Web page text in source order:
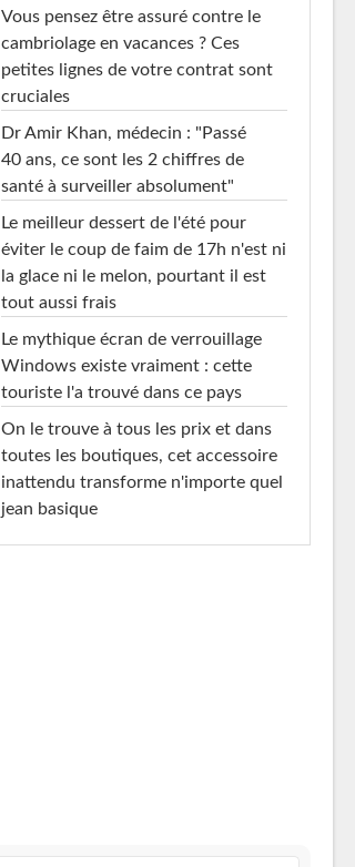
Vous pensez être assuré contre le
cambriolage en vacances ? Ces
petites lignes de votre contrat sont
cruciales
Dr Amir Khan, médecin : "Passé
40 ans, ce sont les 2 chiffres de
santé à surveiller absolument"
Le meilleur dessert de l'été pour
éviter le coup de faim de 17h n'est ni
la glace ni le melon, pourtant il est
tout aussi frais
Le mythique écran de verrouillage
Windows existe vraiment : cette
touriste l'a trouvé dans ce pays
On le trouve à tous les prix et dans
toutes les boutiques, cet accessoire
inattendu transforme n'importe quel
jean basique